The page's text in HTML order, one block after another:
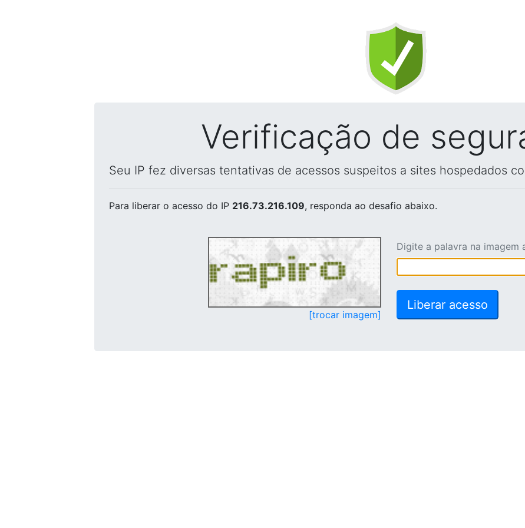
Verificação de
Seu IP fez diversas tentativas de acessos suspeitos a sites hospedados
Para liberar o acesso do IP 216.73.216.109, responda ao desafio abaixo.
[trocar imagem]
Digite a palavra na imagem